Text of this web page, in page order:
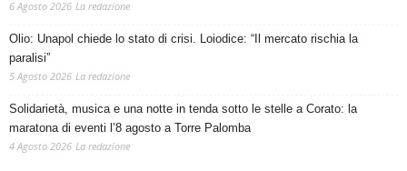
6 Agosto 2026 La redazione
Olio: Unapol chiede lo stato di crisi. Loiodice: “Il mercato rischia la
paralisi”
5 Agosto 2026 La redazione
Solidarietà, musica e una notte in tenda sotto le stelle a Corato: la
maratona di eventi l’8 agosto a Torre Palomba
4 Agosto 2026 La redazione